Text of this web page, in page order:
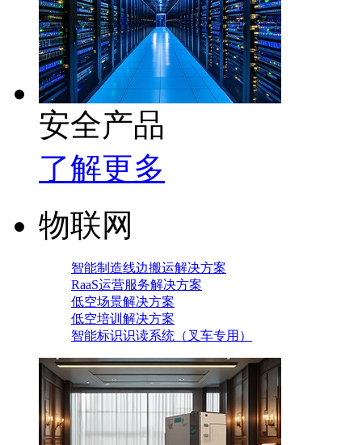
安全产品
了解更多
物联网
智能制造线边搬运解决方案
RaaS运营服务解决方案
低空场景解决方案
低空培训解决方案
智能标识识读系统（叉车专用）